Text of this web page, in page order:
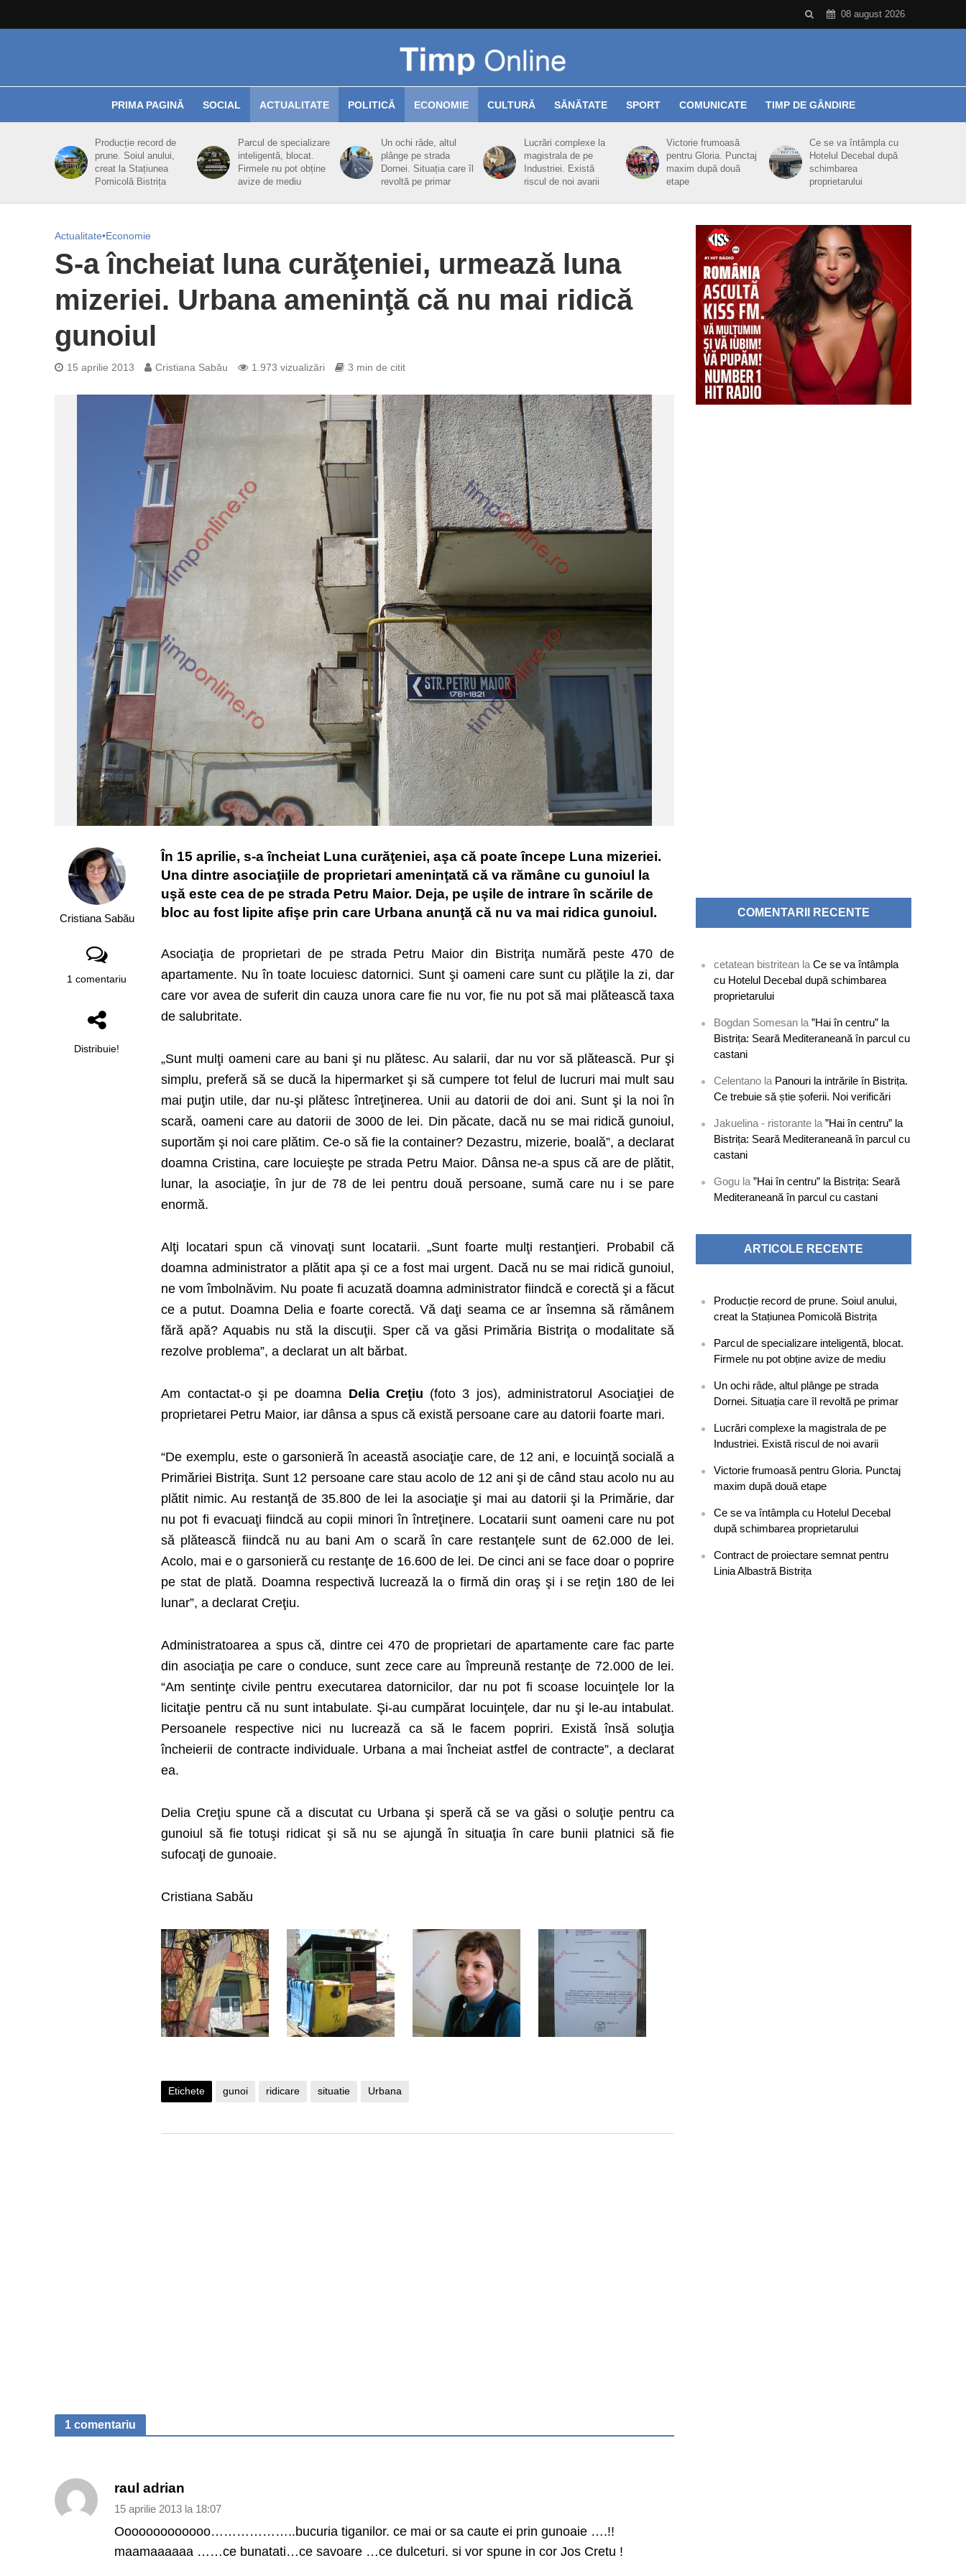
08 august 2026
PRIMA PAGINĂ SOCIAL ACTUALITATE POLITICĂ ECONOMIE CULTURĂ SĂNĂTATE SPORT COMUNICATE TIMP DE GÂNDIRE
Producție record de
prune. Soiul anului,
creat la Stațiunea
Pomicolă Bistrița
Parcul de specializare
inteligentă, blocat.
Firmele nu pot obține
avize de mediu
Un ochi râde, altul
plânge pe strada
Dornei. Situația care îl
revoltă pe primar
Lucrări complexe la
magistrala de pe
Industriei. Există
riscul de noi avarii
Victorie frumoasă
pentru Gloria. Punctaj
maxim după două
etape
Ce se va întâmpla cu
Hotelul Decebal după
schimbarea
proprietarului
Actualitate•Economie
S-a încheiat luna curăţeniei, urmează luna
mizeriei. Urbana ameninţă că nu mai ridică
gunoiul
15 aprilie 2013 Cristiana Sabău 1.973 vizualizări 3 min de citit
Cristiana Sabău
1 comentariu
Distribuie!
În 15 aprilie, s-a încheiat Luna curăţeniei, aşa că poate începe Luna mizeriei.
Una dintre asociaţiile de proprietari ameninţată că va rămâne cu gunoiul la
uşă este cea de pe strada Petru Maior. Deja, pe uşile de intrare în scările de
bloc au fost lipite afişe prin care Urbana anunţă că nu va mai ridica gunoiul.
Asociaţia de proprietari de pe strada Petru Maior din Bistriţa numără peste 470 de
apartamente. Nu în toate locuiesc datornici. Sunt şi oameni care sunt cu plăţile la zi, dar
care vor avea de suferit din cauza unora care fie nu vor, fie nu pot să mai plătească taxa
de salubritate.
„Sunt mulţi oameni care au bani şi nu plătesc. Au salarii, dar nu vor să plătească. Pur şi
simplu, preferă să se ducă la hipermarket şi să cumpere tot felul de lucruri mai mult sau
mai puţin utile, dar nu-şi plătesc întreţinerea. Unii au datorii de doi ani. Sunt şi la noi în
scară, oameni care au datorii de 3000 de lei. Din păcate, dacă nu se mai ridică gunoiul,
suportăm şi noi care plătim. Ce-o să fie la container? Dezastru, mizerie, boală”, a declarat
doamna Cristina, care locuieşte pe strada Petru Maior. Dânsa ne-a spus că are de plătit,
lunar, la asociaţie, în jur de 78 de lei pentru două persoane, sumă care nu i se pare
enormă.
Alţi locatari spun că vinovaţi sunt locatarii. „Sunt foarte mulţi restanţieri. Probabil că
doamna administrator a plătit apa şi ce a fost mai urgent. Dacă nu se mai ridică gunoiul,
ne vom îmbolnăvim. Nu poate fi acuzată doamna administrator fiindcă e corectă şi a făcut
ce a putut. Doamna Delia e foarte corectă. Vă daţi seama ce ar însemna să rămânem
fără apă? Aquabis nu stă la discuţii. Sper că va găsi Primăria Bistriţa o modalitate să
rezolve problema”, a declarat un alt bărbat.
Am contactat-o şi pe doamna Delia Creţiu (foto 3 jos), administratorul Asociaţiei de
proprietarei Petru Maior, iar dânsa a spus că există persoane care au datorii foarte mari.
“De exemplu, este o garsonieră în această asociaţie care, de 12 ani, e locuinţă socială a
Primăriei Bistriţa. Sunt 12 persoane care stau acolo de 12 ani şi de când stau acolo nu au
plătit nimic. Au restanţă de 35.800 de lei la asociaţie şi mai au datorii şi la Primărie, dar
nu pot fi evacuaţi fiindcă au copii minori în întreţinere. Locatarii sunt oameni care nu pot
să plătească fiindcă nu au bani Am o scară în care restanţele sunt de 62.000 de lei.
Acolo, mai e o garsonieră cu restanţe de 16.600 de lei. De cinci ani se face doar o poprire
pe stat de plată. Doamna respectivă lucrează la o firmă din oraş şi i se reţin 180 de lei
lunar”, a declarat Creţiu.
Administratoarea a spus că, dintre cei 470 de proprietari de apartamente care fac parte
din asociaţia pe care o conduce, sunt zece care au împreună restanţe de 72.000 de lei.
“Am sentinţe civile pentru executarea datornicilor, dar nu pot fi scoase locuinţele lor la
licitaţie pentru că nu sunt intabulate. Şi-au cumpărat locuinţele, dar nu şi le-au intabulat.
Persoanele respective nici nu lucrează ca să le facem popriri. Există însă soluţia
încheierii de contracte individuale. Urbana a mai încheiat astfel de contracte”, a declarat
ea.
Delia Creţiu spune că a discutat cu Urbana şi speră că se va găsi o soluţie pentru ca
gunoiul să fie totuşi ridicat şi să nu se ajungă în situaţia în care bunii platnici să fie
sufocaţi de gunoaie.
Cristiana Sabău
Etichete gunoi ridicare situatie Urbana
1 comentariu
raul adrian
15 aprilie 2013 la 18:07
Ooooooooooooo………………..bucuria tiganilor. ce mai or sa caute ei prin gunoaie ….!!
maamaaaaaa ……ce bunatati…ce savoare …ce dulceturi. si vor spune in cor Jos Cretu !
COMENTARII RECENTE
cetatean bistritean laCe se va întâmpla
cu Hotelul Decebal după schimbarea
proprietarului
Bogdan Somesan la”Hai în centru” la
Bistrița: Seară Mediteraneană în parcul cu
castani
Celentano la Panouri la intrările în Bistrița.
Ce trebuie să știe șoferii. Noi verificări
Jakuelina - ristorante la”Hai în centru” la
Bistrița: Seară Mediteraneană în parcul cu
castani
Gogu la”Hai în centru” la Bistrița: Seară
Mediteraneană în parcul cu castani
ARTICOLE RECENTE
Producție record de prune. Soiul anului,
creat la Stațiunea Pomicolă Bistrița
Parcul de specializare inteligentă, blocat.
Firmele nu pot obține avize de mediu
Un ochi râde, altul plânge pe strada
Dornei. Situația care îl revoltă pe primar
Lucrări complexe la magistrala de pe
Industriei. Există riscul de noi avarii
Victorie frumoasă pentru Gloria. Punctaj
maxim după două etape
Ce se va întâmpla cu Hotelul Decebal
după schimbarea proprietarului
Contract de proiectare semnat pentru
Linia Albastră Bistrița